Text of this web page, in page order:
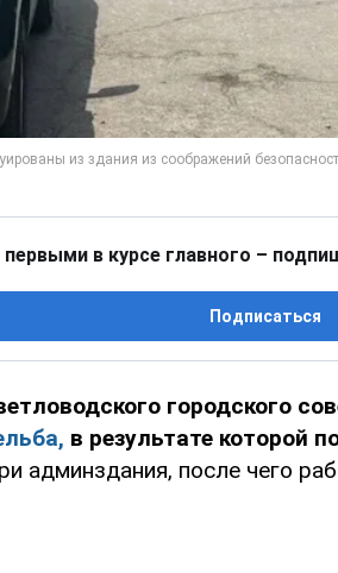
первыми в курсе главного –
Подписаться
городского
в результате которой
админздания, после чего